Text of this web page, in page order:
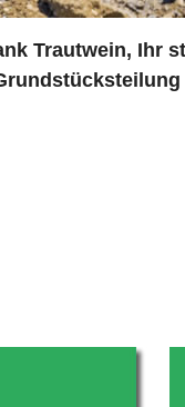
Trautwein, Ihr